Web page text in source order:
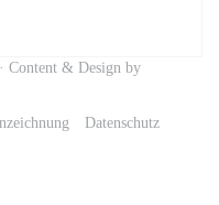
Content & Design by
Datenschutz